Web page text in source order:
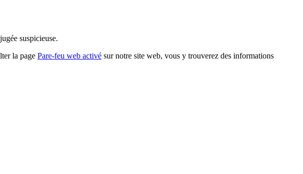
suspicieuse.
la page Pare-feu web activé sur notre site web, vous y trouverez des informations